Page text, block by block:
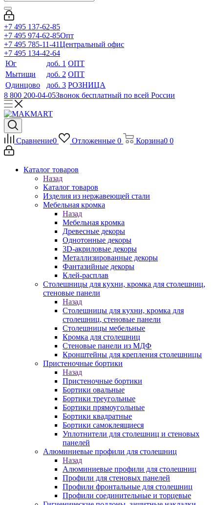
+7 495 137-62-85
+7 495 974-62-85Опт
+7 495 785-11-41Центральный офис
+7 495 134-42-64
Юг
доб. 1 ОПТ
Мытищи
доб. 2 ОПТ
Одинцово
доб. 3 РОЗНИЦА
8 800 200-04-05Звонок бесплатный по всей России
Сравнение0 Отложенные 0 Корзина0 0
Каталог товаров
Назад
Каталог товаров
Изделия из нержавеющей стали
Мебельная кромка
Назад
Мебельная кромка
Древесные декоры
Однотонные декоры
3D-акриловые декоры
Металлизированные декоры
Фантазийные декоры
Клей-расплав
Столешницы для кухни, кромка для столешниц,
стеновые панели
Назад
Столешницы для кухни, кромка для
столешниц, стеновые панели
Столешницы мебельные
Кромка для столешниц
Стеновые панели из МДФ
Кронштейны для крепления столешницы
Пристеночные бортики
Назад
Пристеночные бортики
Бортики овальные
Бортики треугольные
Бортики прямоугольные
Бортики квадратные
Бортики самоклеящиеся
Уплотнители для столешниц и стеновых
панелей
Алюминиевые профили для столешниц
Назад
Алюминиевые профили для столешниц
Профили для стеновых панелей
Профили фронтальные для столешниц
Профили соединительные и торцевые